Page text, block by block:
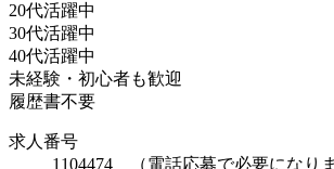
20代活躍中
30代活躍中
40代活躍中
未経験・初心者も歓迎
履歴書不要
求人番号
1104474 （電話応募で必要になりま